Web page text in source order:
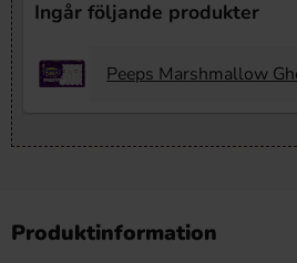
Ingår följande produkter
Peeps Marshmallow
Produktinformation